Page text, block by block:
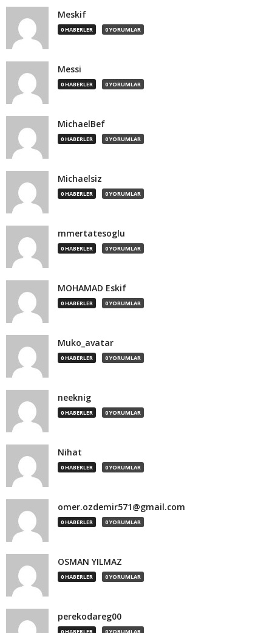
Meskif
0 HABERLER 0 YORUMLAR
Messi
0 HABERLER 0 YORUMLAR
MichaelBef
0 HABERLER 0 YORUMLAR
Michaelsiz
0 HABERLER 0 YORUMLAR
mmertatesoglu
0 HABERLER 0 YORUMLAR
MOHAMAD Eskif
0 HABERLER 0 YORUMLAR
Muko_avatar
0 HABERLER 0 YORUMLAR
neeknig
0 HABERLER 0 YORUMLAR
Nihat
0 HABERLER 0 YORUMLAR
omer.ozdemir571@gmail.com
0 HABERLER 0 YORUMLAR
OSMAN YILMAZ
0 HABERLER 0 YORUMLAR
perekodareg00